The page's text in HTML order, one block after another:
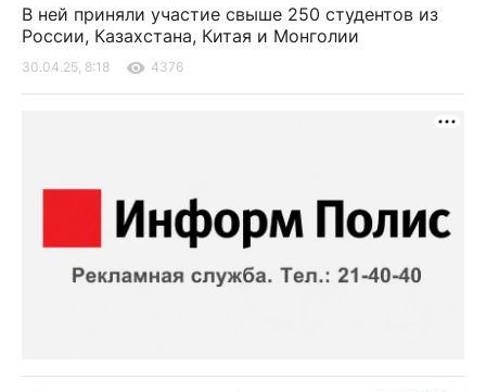
В ней приняли участие свыше 250 студентов из
России, Казахстана, Китая и Монголии
30.04.25, 8:18 4376